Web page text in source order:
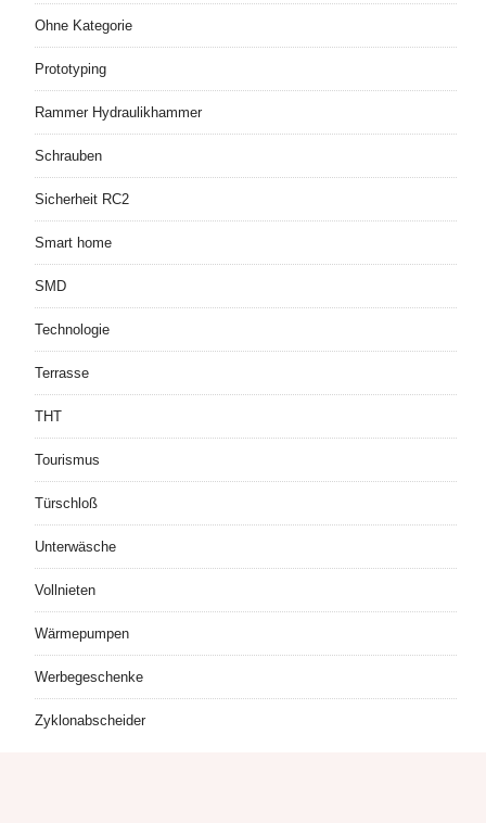
Ohne Kategorie
Prototyping
Rammer Hydraulikhammer
Schrauben
Sicherheit RC2
Smart home
SMD
Technologie
Terrasse
THT
Tourismus
Türschloß
Unterwäsche
Vollnieten
Wärmepumpen
Werbegeschenke
Zyklonabscheider